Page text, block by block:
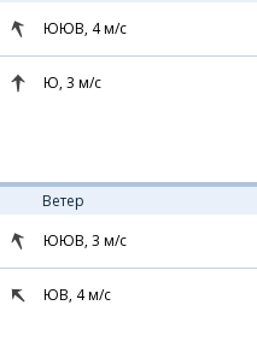
ЮЮВ, 4м/с
Ю, 3 м/с
Ветер
ЮЮВ, 3 м/с
ЮВ, 4м/с